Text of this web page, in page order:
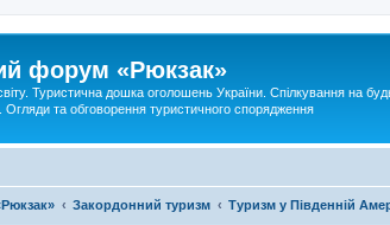
форум «Рюкзак»
Туристична дошка оголошень України. Спілкування на
Огляди та обговорення туристичного спорядження
Закордонний туризм Туризм у Південній